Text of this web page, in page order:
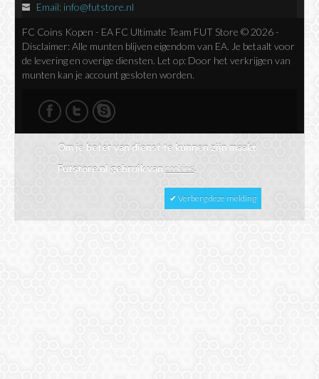
Email: info@futstore.nl
FC Coins Kopen - EA FC Ultimate Team FUT Store © 2026 -
Disclaimer: Alle munten blijven eigendom van EA. Je betaalt voor
de levering en overige diensten. Let op: Door het verkrijgen van
munten kan je account gesloten worden.
Om je beter van dienst te kunnen zijn maakt
Futstore.nl gebruik vancookies.
✔ Verberg deze melding